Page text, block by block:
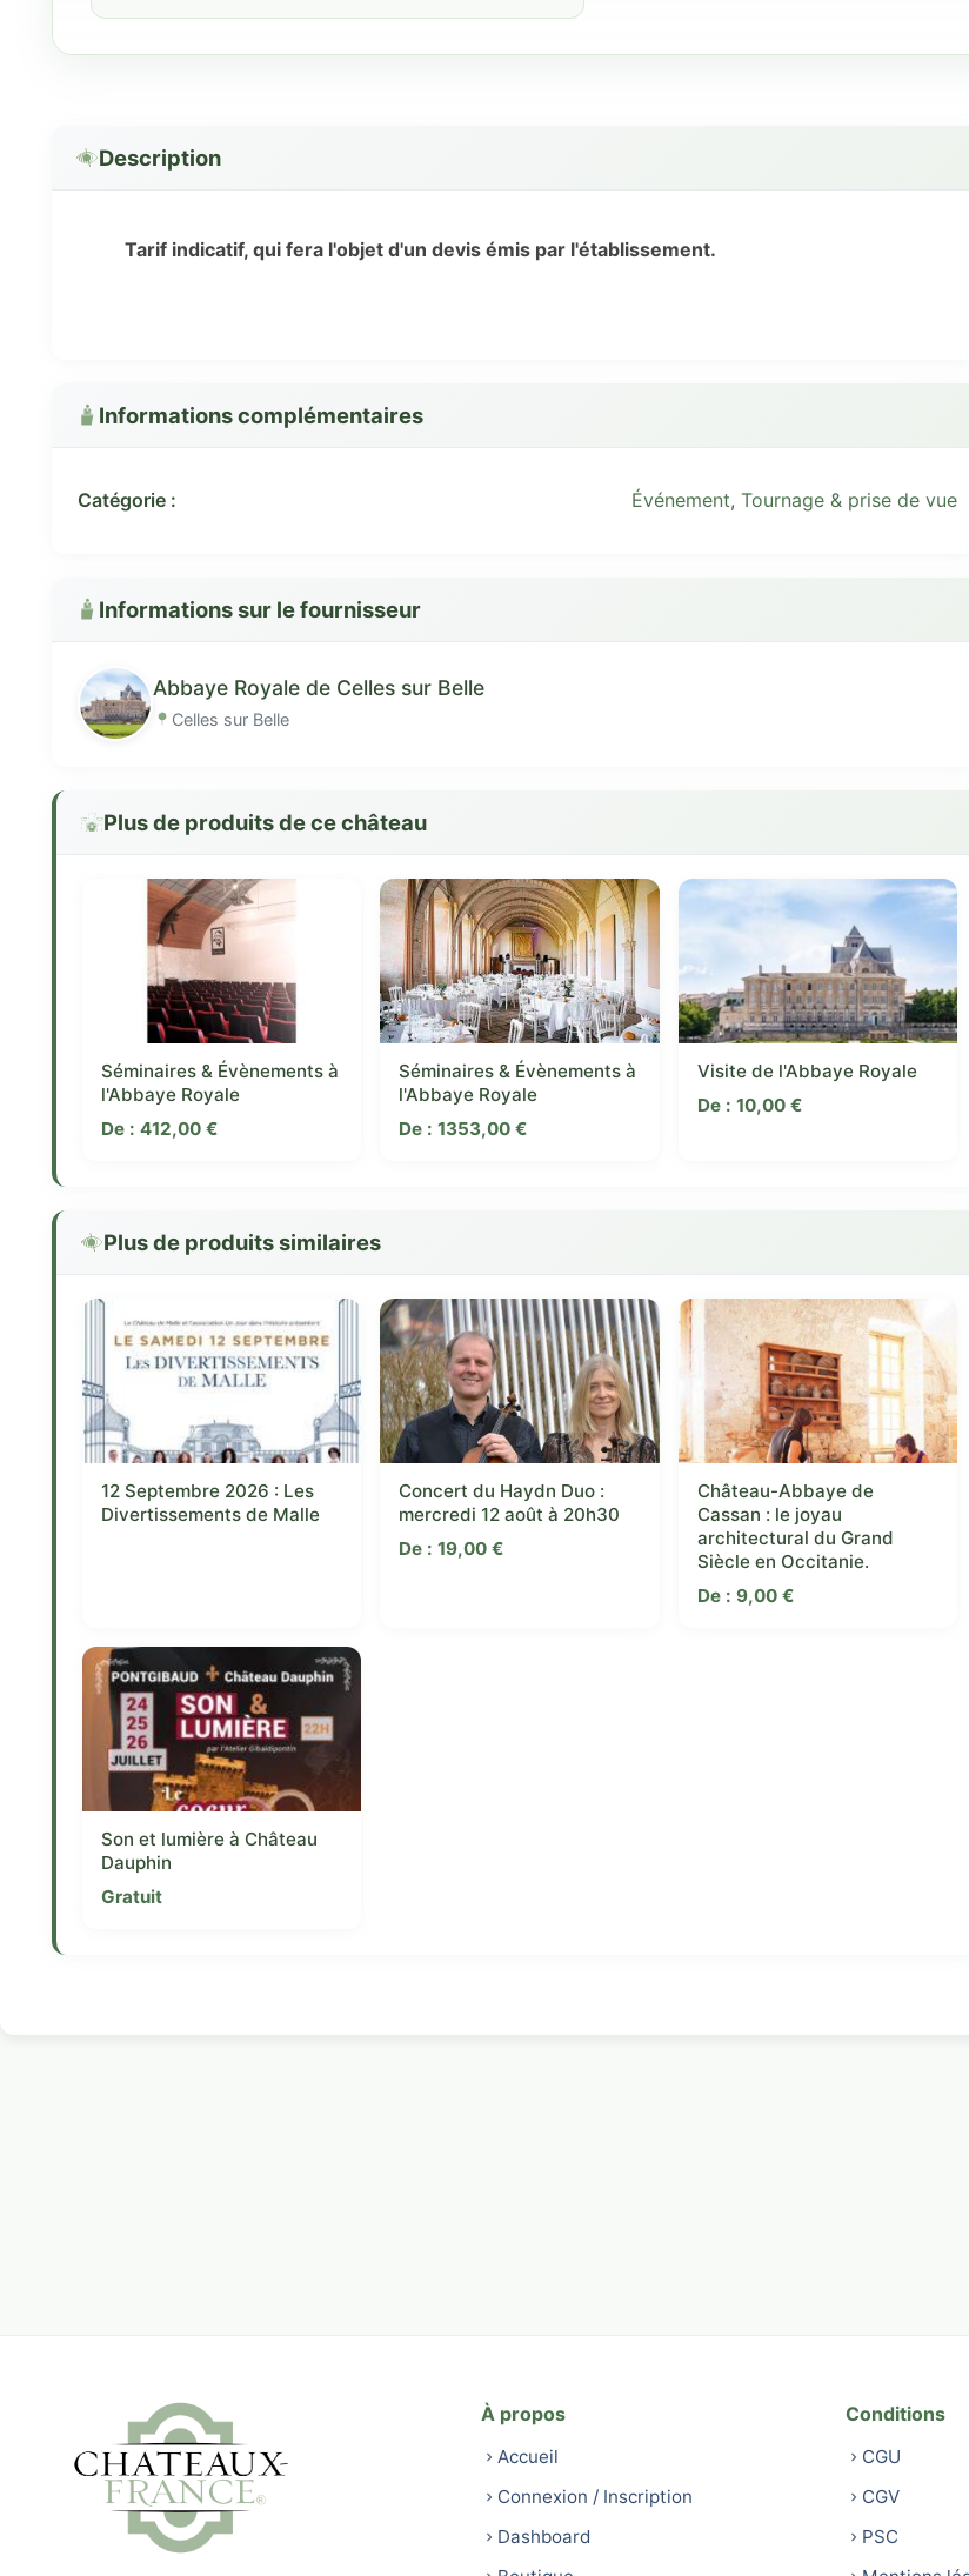
Description
Tarif indicatif, qui fera l'objet d'un devis émis par l'établissement.
Informations complémentaires
Catégorie : Événement, Tournage & prise de vue
Informations sur le fournisseur
Abbaye Royale de Celles sur Belle
Celles sur Belle
Plus de produits de ce château
Séminaires & Évènements à
l'Abbaye Royale
De : 412,00 €
Séminaires & Évènements à
l'Abbaye Royale
De :1353,00€
Visite de l'Abbaye Royale
De : 10,00 €
Plus de produits similaires
12 Septembre 2026 : Les
Divertissements de Malle
Concert du Haydn Duo :
mercredi 12 août à 20h30
De :19,00€
Château-Abbaye de
Cassan : le joyau
architectural du Grand
Siècle en Occitanie.
De : 9,00 €
Son et lumière à Château
Dauphin
Gratuit
À propos
Accueil
Connexion / Inscription
Dashboard
Conditions
CGU
CGV
PSC